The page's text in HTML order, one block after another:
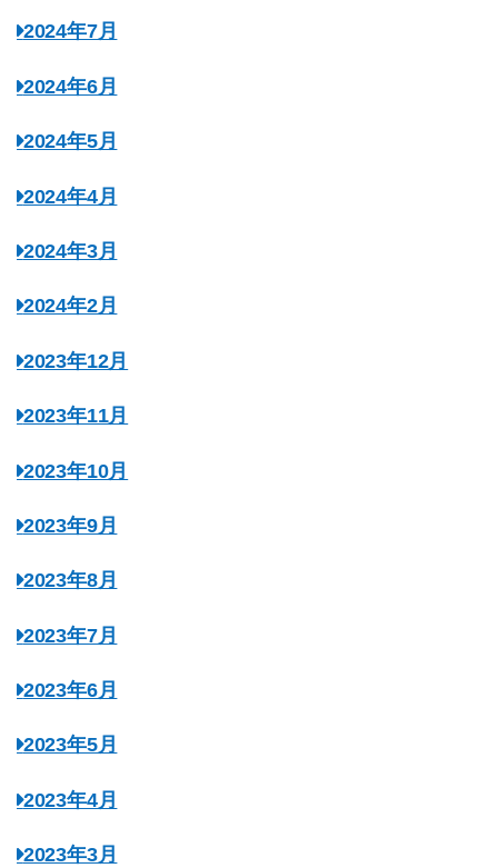
2024年7月
2024年6月
2024年5月
2024年4月
2024年3月
2024年2月
2023年12月
2023年11月
2023年10月
2023年9月
2023年8月
2023年7月
2023年6月
2023年5月
2023年4月
2023年3月